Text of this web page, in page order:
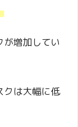
が増加してい
クは大幅に低